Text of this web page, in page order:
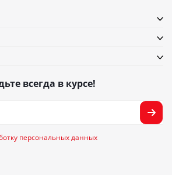
всегда в курсе!
персональных данных